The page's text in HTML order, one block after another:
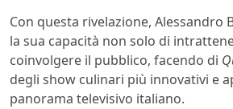
Con questa rivelazione, Alessandro
la sua capacità non solo di
coinvolgere il pubblico, facendo di
degli show culinari più innovativi e
panorama televisivo italiano.